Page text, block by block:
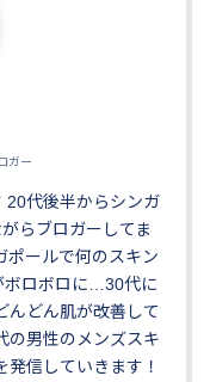
ガー
20代後半からシンガ
らブロガーしてま
ポールで何のスキン
ボロボロに…30代に
んどん肌が改善して
の男性のメンズスキ
信していきます！